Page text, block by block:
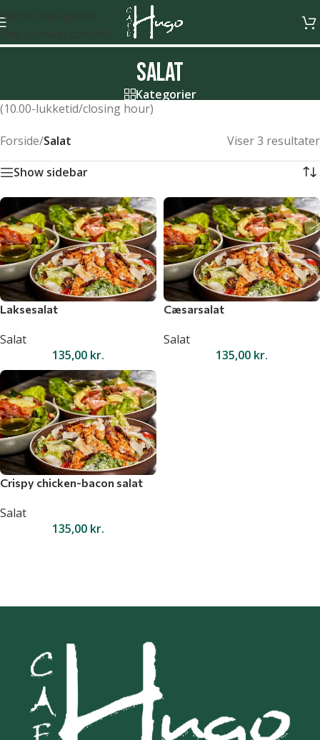
Skip to navigation
Salat
Kategorier
(10.00-lukketid/closing hour)
Forside/Salat
Viser 3 resultater
Show sidebar
Laksesalat
Salat
135,00 kr.
Cæsarsalat
Salat
135,00 kr.
Crispy chicken-bacon salat
Salat
135,00 kr.